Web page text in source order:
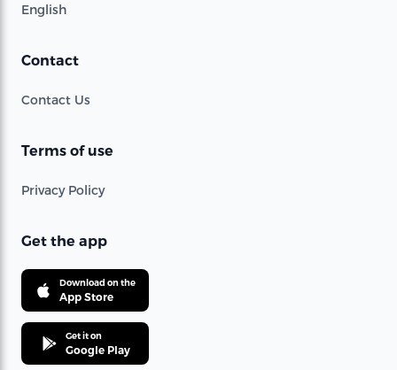
English
Contact
Contact Us
Terms of use
Privacy Policy
Get the app
Download on the
App Store
Get it on
Google Play